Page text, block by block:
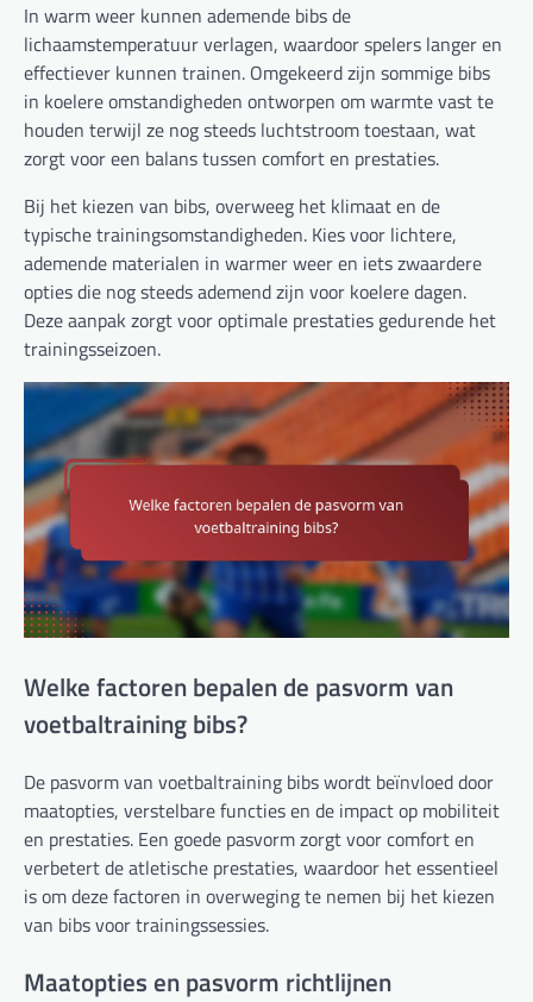
In warm weer kunnen ademende bibs de
lichaamstemperatuur verlagen, waardoor spelers langer en
effectiever kunnen trainen. Omgekeerd zijn sommige bibs
in koelere omstandigheden ontworpen om warmte vast te
houden terwijl ze nog steeds luchtstroom toestaan, wat
zorgt voor een balans tussen comfort en prestaties.
Bij het kiezen van bibs, overweeg het klimaat en de
typische trainingsomstandigheden. Kies voor lichtere,
ademende materialen in warmer weer en iets zwaardere
opties die nog steeds ademend zijn voor koelere dagen.
Deze aanpak zorgt voor optimale prestaties gedurende het
trainingsseizoen.
Welke factoren bepalen de pasvorm van
voetbaltraining bibs?
De pasvorm van voetbaltraining bibs wordt beïnvloed door
maatopties, verstelbare functies en de impact op mobiliteit
en prestaties. Een goede pasvorm zorgt voor comfort en
verbetert de atletische prestaties, waardoor het essentieel
is om deze factoren in overweging te nemen bij het kiezen
van bibs voor trainingssessies.
Maatopties en pasvorm richtlijnen